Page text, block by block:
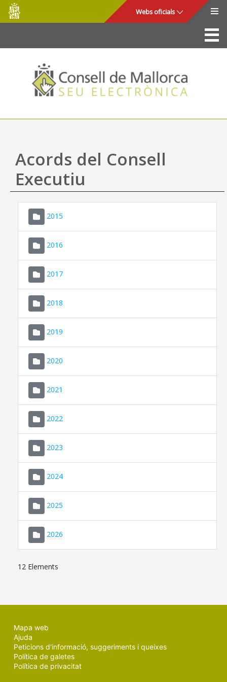
Salta al contingut principal
Consell
de
Mallorca
Webs oficials
La Seu
Consell de Mallorca
Accés i seguretat
Utilitats
Ajuda
Acords del Consell
Executiu
2015
2016
2017
2018
2019
2020
2021
2022
2023
2024
2025
2026
12 Elements
Mapa web
Ajuda
Peticions d'informació, suggeriments i queixes
Política de galetes
Política de privacitat